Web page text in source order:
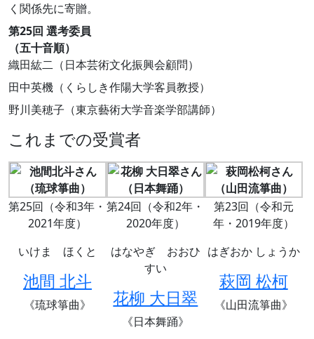
く関係先に寄贈。
第25回 選考委員
（五十音順）
織田紘二（日本芸術文化振興会顧問）
田中英機（くらしき作陽大学客員教授）
野川美穂子（東京藝術大学音楽学部講師）
これまでの受賞者
第25回（令和3年・
2021年度）
いけま ほくと
池間 北斗
《琉球箏曲》
第24回（令和2年・
2020年度）
はなやぎ おおひ
すい
花柳 大日翠
《日本舞踊》
第23回（令和元
年・2019年度）
はぎおか しょうか
萩岡 松柯
《山田流箏曲》